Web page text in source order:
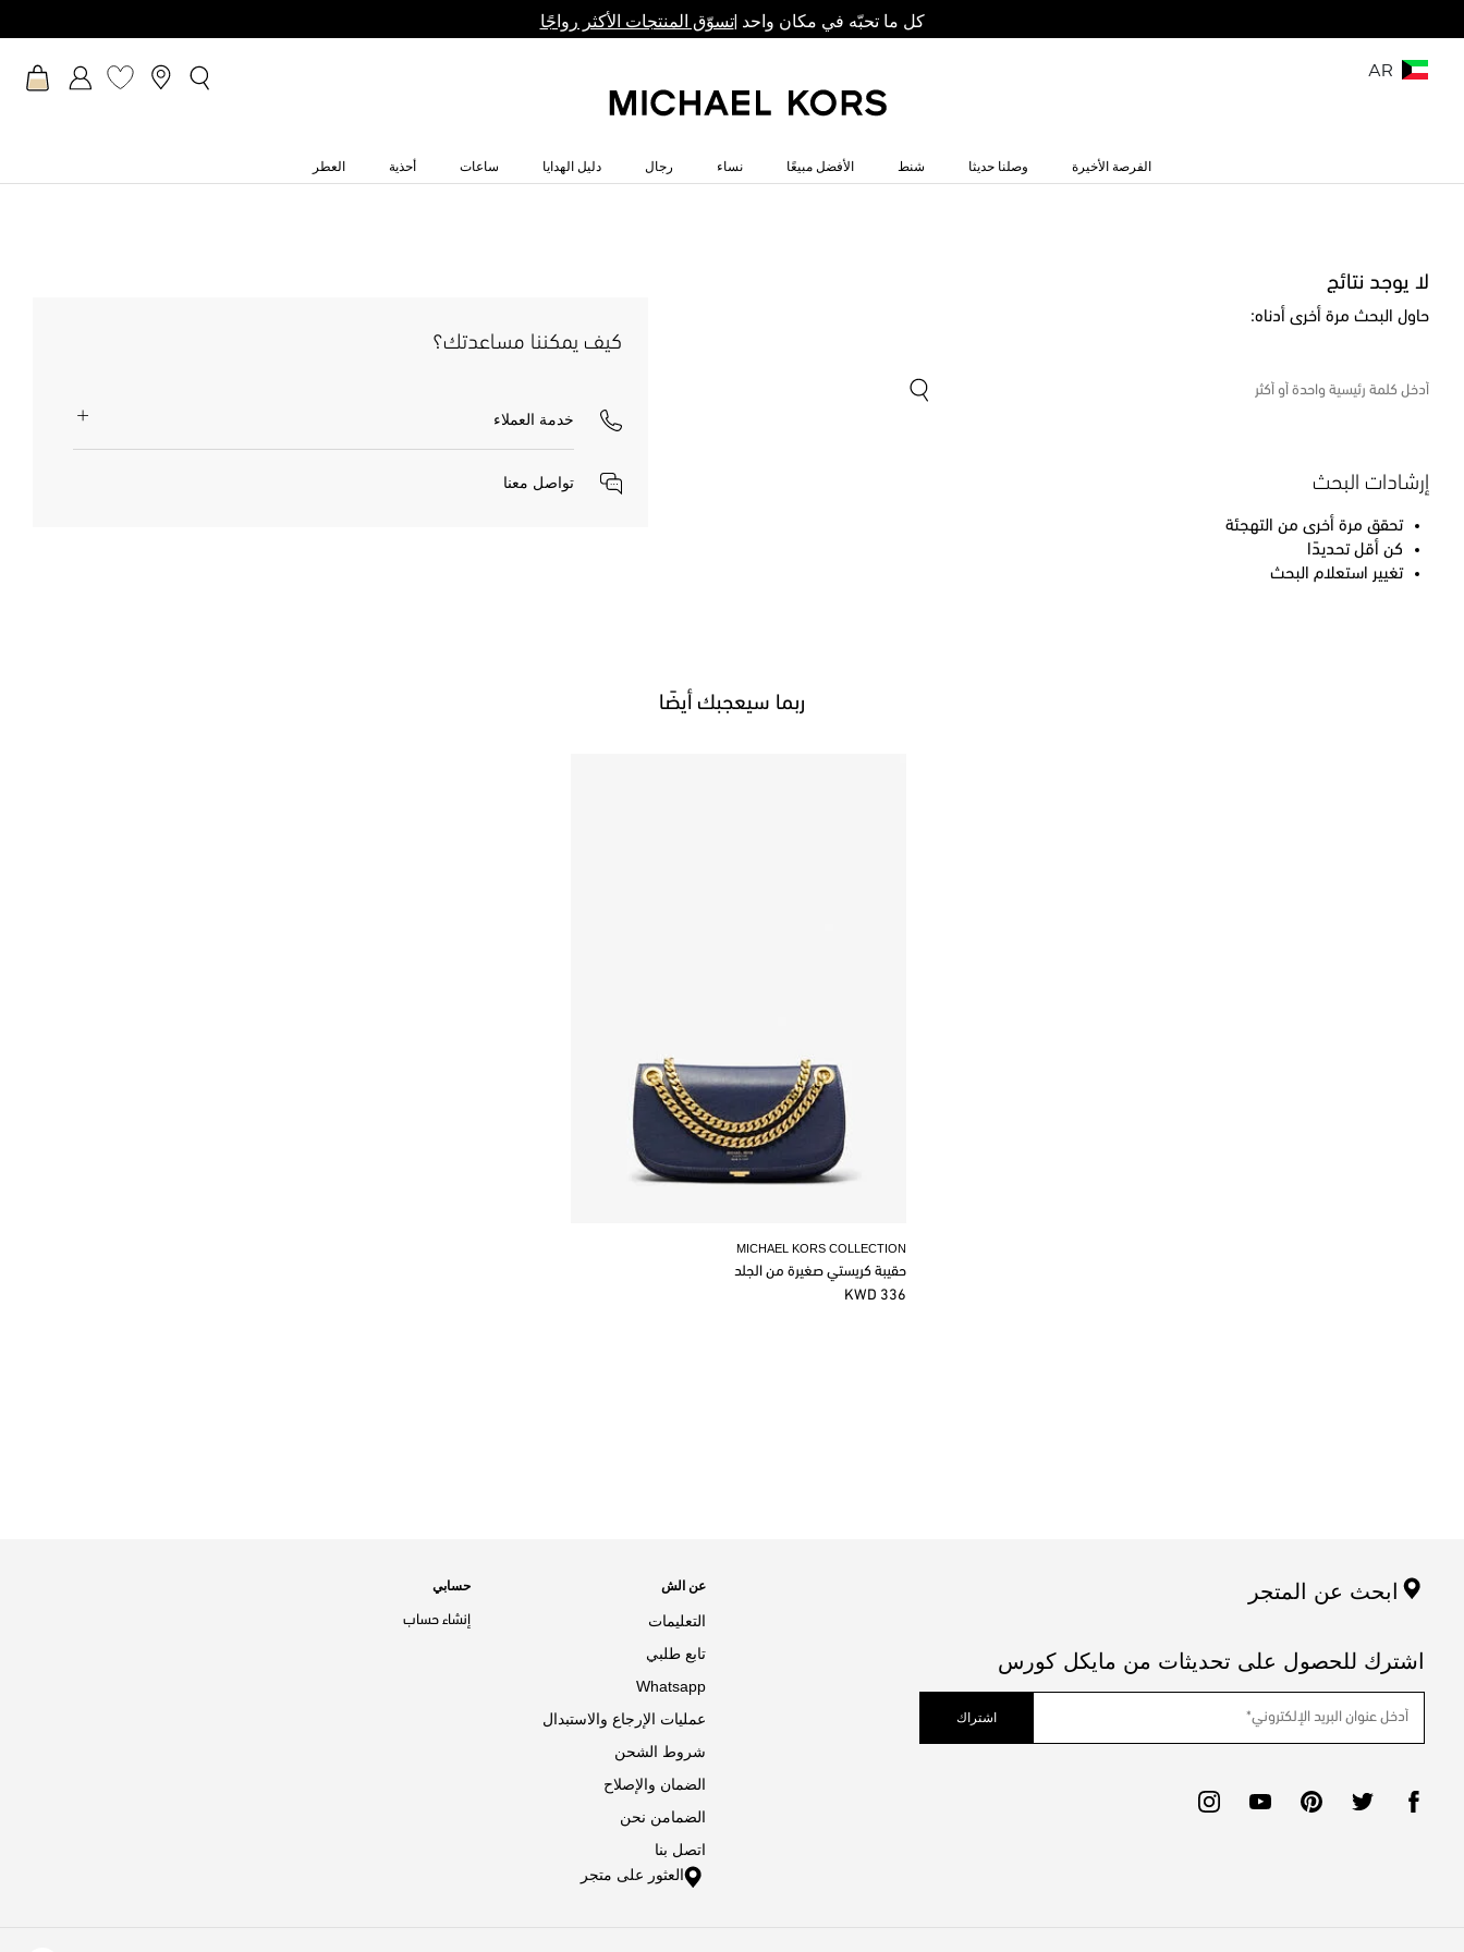
كل ما تحبّه في مكان واحد |تسوّق المنتجات الأكثر رواجًا
AR
الفرصة الأخيرة وصلنا حديثا شنط الأفضل مبيعًا نساء رجال دليل الهدايا ساعات أحذية العطر
لا يوجد نتائج
حاول البحث مرة أخرى أدناه:
إرشادات البحث
تحقق مرة أخرى من التهجئة
كن أقل تحديدًا
تغيير استعلام البحث
كيف يمكننا مساعدتك؟
خدمة العملاء
تواصل معنا
ربما سيعجبك أيضًا
MICHAEL KORS COLLECTION
حقيبة كريستي صغيرة من الجلد
336 KWD
ابحث عن المتجر
اشترك للحصول على تحديثات من مايكل كورس
اشتراك
عن الش
التعليمات
تابع طلبي
Whatsapp
عمليات الإرجاع والاستبدال
شروط الشحن
الضمان والإصلاح
الضمامن نحن
اتصل بنا
العثور على متجر
حسابي
إنشاء حساب